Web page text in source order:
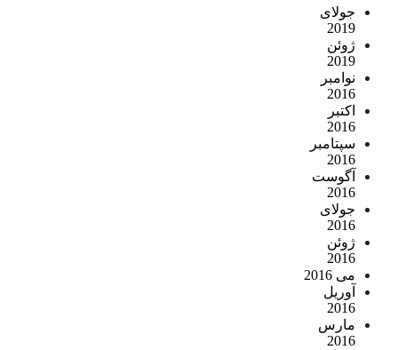
جولای
2019
ژوئن
2019
نوامبر
2016
اکتبر
2016
سپتامبر
2016
آگوست
2016
جولای
2016
ژوئن
2016
می 2016
آوریل
2016
مارس
2016